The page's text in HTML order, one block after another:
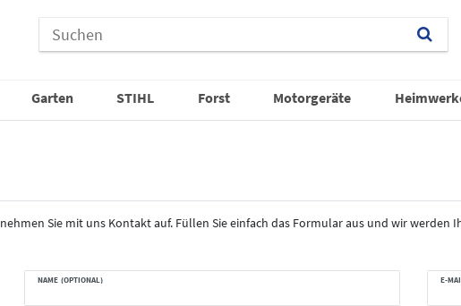
Garten STIHL Forst Motorgeräte
Sie mit uns Kontakt auf. Füllen Sie einfach das Formular aus und wir
NAME (OPTIONAL) E-